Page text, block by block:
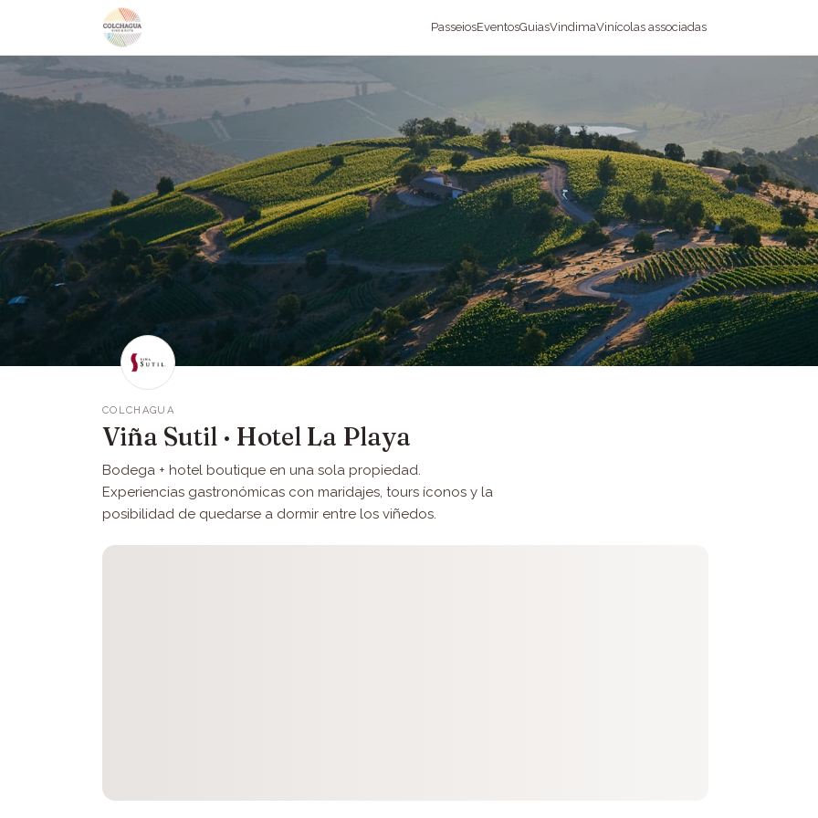
PasseiosEventosGuiasVindimaVinícolas associadas
COLCHAGUA
Viña Sutil · Hotel La Playa
Bodega + hotel boutique en una sola propiedad.
Experiencias gastronómicas con maridajes, tours íconos y la
posibilidad de quedarse a dormir entre los viñedos.